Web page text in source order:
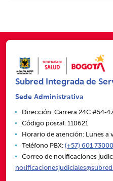
Subred Integrada de
Sede Administrativa
Dirección: Carrera 24C
Código postal: 110621
Horario de atención: Lunes a
Teléfono PBX: (+57) 601
Correo de notificaciones